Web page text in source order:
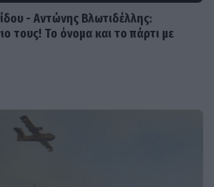
- Αντώνης Βλωτιδέλλης:
τους! Το όνομα και το πάρτι με